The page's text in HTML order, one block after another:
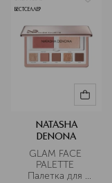
БЕСТСЕЛЛЕР
NATASHA
DENONA
GLAM FACE
PALETTE
Палетка для